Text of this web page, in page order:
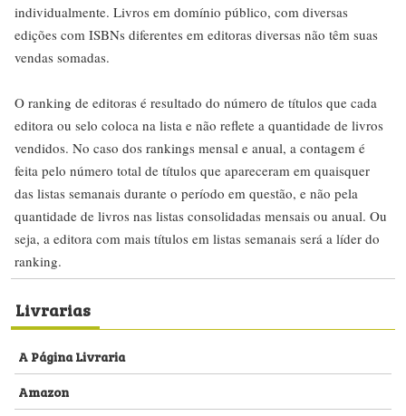
individualmente. Livros em domínio público, com diversas
edições com ISBNs diferentes em editoras diversas não têm suas
vendas somadas.
O ranking de editoras é resultado do número de títulos que cada
editora ou selo coloca na lista e não reflete a quantidade de livros
vendidos. No caso dos rankings mensal e anual, a contagem é
feita pelo número total de títulos que apareceram em quaisquer
das listas semanais durante o período em questão, e não pela
quantidade de livros nas listas consolidadas mensais ou anual. Ou
seja, a editora com mais títulos em listas semanais será a líder do
ranking.
Livrarias
A Página Livraria
Amazon